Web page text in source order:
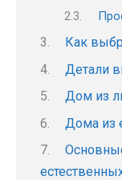
Как
Детали
Дом из
Дома из